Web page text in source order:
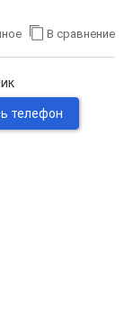
В сравнение
телефон